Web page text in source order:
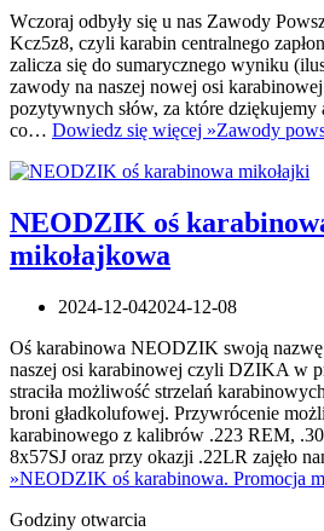
Wczoraj odbyły się u nas Zawody
Kcz5z8, czyli karabin centralnego
zalicza się do sumarycznego wyniku
zawody na naszej nowej osi
pozytywnych słów, za które
co… Dowiedz się więcej »Zawody
NEODZIK oś
mikołajkowa
2024-12-042024-12-08
Oś karabinowa NEODZIK swoją
naszej osi karabinowej czyli DZIKA w
straciła możliwość strzelań
broni gładkolufowej. Przywrócenie
karabinowego z kalibrów .223 REM,
8x57SJ oraz przy okazji .22LR zajęło
»NEODZIK oś karabinowa. Promocja
Godziny otwarcia